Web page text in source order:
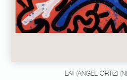
LAII (ANGEL ORTIZ)